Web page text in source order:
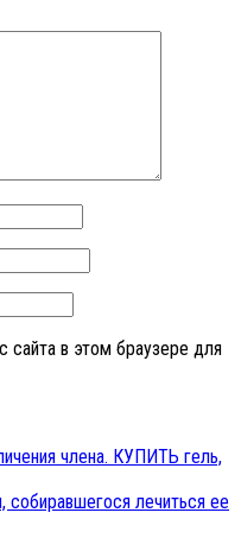
сайта в этом браузере для
члена. КУПИТЬ гель,
собиравшегося лечиться ее